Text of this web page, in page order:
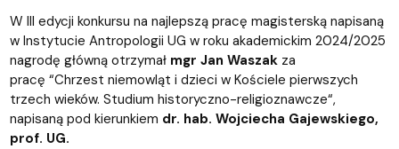
W III edycji konkursu na najlepszą pracę magisterską napisaną
w Instytucie Antropologii UG w roku akademickim 2024/2025
nagrodę główną otrzymał mgr Jan Waszak za
pracę “Chrzest niemowląt i dzieci w Kościele pierwszych
trzech wieków. Studium historyczno-religioznawcze“,
napisaną pod kierunkiem dr. hab. Wojciecha Gajewskiego,
prof. UG.